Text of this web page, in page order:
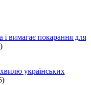
і вимагає покарання для
українських